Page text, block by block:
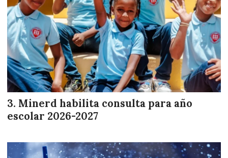
Minerd habilita consulta para año
escolar 2026-2027